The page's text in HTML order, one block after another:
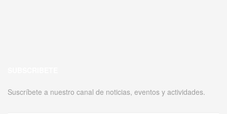
Suscríbete a nuestro canal de noticias, eventos y actividades.